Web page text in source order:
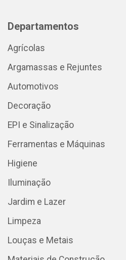
Departamentos
Agrícolas
Argamassas e Rejuntes
Automotivos
Decoração
EPI e Sinalização
Ferramentas e Máquinas
Higiene
Iluminação
Jardim e Lazer
Limpeza
Louças e Metais